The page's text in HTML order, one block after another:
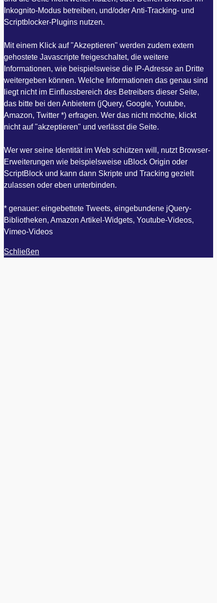
Inkognito-Modus betreiben, und/oder Anti-Tracking- und
Scriptblocker-Plugins nutzen.
Mit einem Klick auf "Akzeptieren" werden zudem extern
gehostete Javascripte freigeschaltet, die weitere
Informationen, wie beispielsweise die IP-Adresse an Dritte
weitergeben können. Welche Informationen das genau sind
liegt nicht im Einflussbereich des Betreibers dieser Seite,
das bitte bei den Anbietern (jQuery, Google, Youtube,
Amazon, Twitter *) erfragen. Wer das nicht möchte, klickt
nicht auf "akzeptieren" und verlässt die Seite.
Wer wer seine Identität im Web schützen will, nutzt Browser-
Erweiterungen wie beispielsweise uBlock Origin oder
ScriptBlock und kann dann Skripte und Tracking gezielt
zulassen oder eben unterbinden.
* genauer: eingebettete Tweets, eingebundene jQuery-
Bibliotheken, Amazon Artikel-Widgets, Youtube-Videos,
Vimeo-Videos
Schließen